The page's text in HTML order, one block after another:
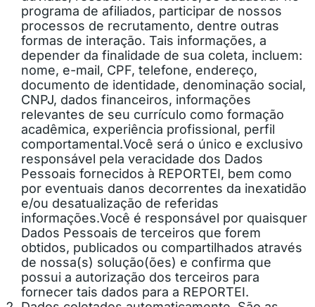
programa de afiliados, participar de nossos
processos de recrutamento, dentre outras
formas de interação. Tais informações, a
depender da finalidade de sua coleta, incluem:
nome, e-mail, CPF, telefone, endereço,
documento de identidade, denominação social,
CNPJ, dados financeiros, informações
relevantes de seu currículo como formação
acadêmica, experiência profissional, perfil
comportamental.Você será o único e exclusivo
responsável pela veracidade dos Dados
Pessoais fornecidos à REPORTEI, bem como
por eventuais danos decorrentes da inexatidão
e/ou desatualização de referidas
informações.Você é responsável por quaisquer
Dados Pessoais de terceiros que forem
obtidos, publicados ou compartilhados através
de nossa(s) solução(ões) e confirma que
possui a autorização dos terceiros para
fornecer tais dados para a REPORTEI.